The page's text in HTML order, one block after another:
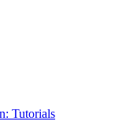
Tutorials